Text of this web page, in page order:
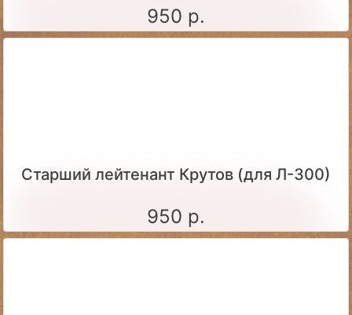
950 р.
Старший лейтенант Крутов (для Л-300)
950 р.